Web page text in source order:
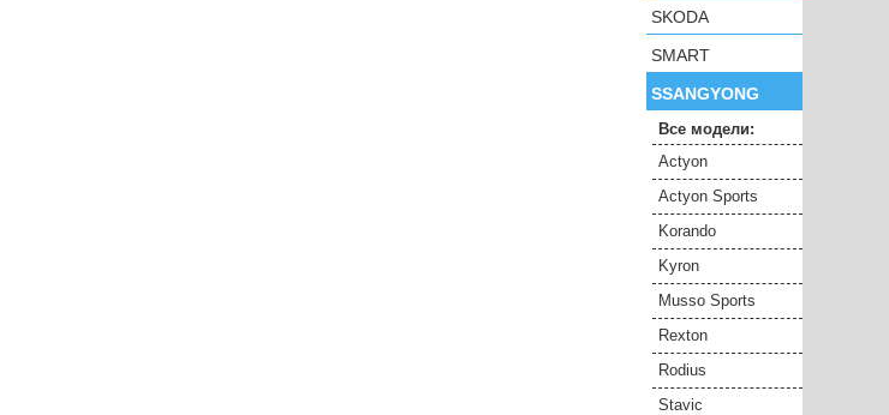
SKODA
SMART
SSANGYONG
Все модели:
Actyon
Actyon Sports
Korando
Kyron
Musso Sports
Rexton
Rodius
Stavic